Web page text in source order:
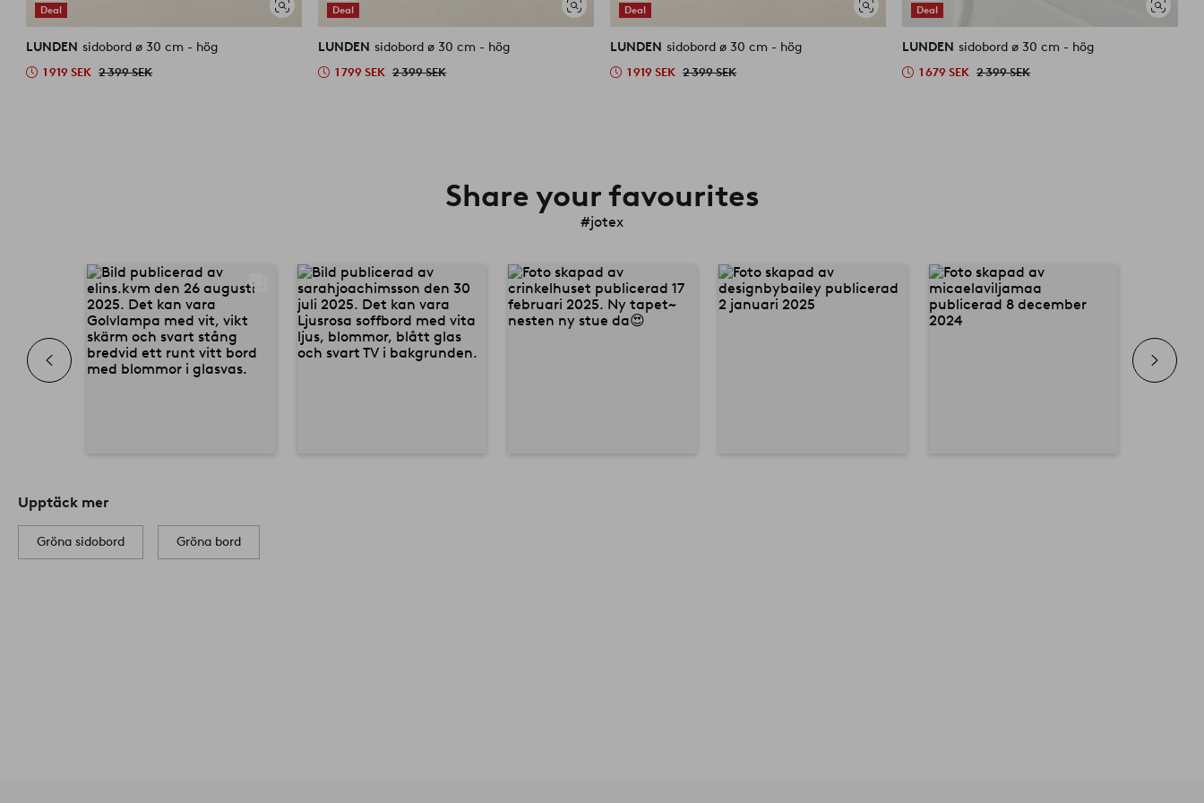
Deal
Visa
liknande
LUNDEN sidobord ø 30 cm - hög
1 919 SEK 2 399 SEK
Deal
Visa
liknande
LUNDEN sidobord ø 30 cm - hög
1 799 SEK 2 399 SEK
Deal
Visa
liknande
LUNDEN sidobord ø 30 cm - hög
1 919 SEK 2 399 SEK
Deal
Visa
liknande
LUNDEN sidobord ø 30 cm - hög
1 679 SEK 2 399 SEK
Share your favourites
#jotex
Upptäck mer
Gröna sidobord Gröna bord